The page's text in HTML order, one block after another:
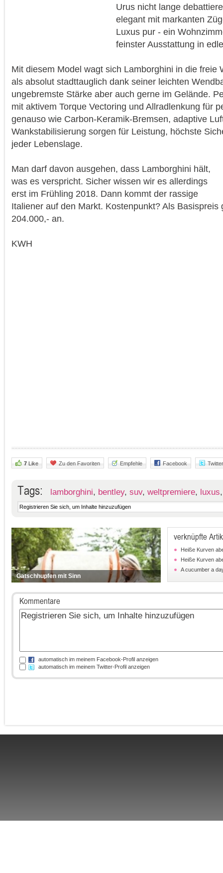
Urus nicht lange
elegant mit markanten
Luxus pur - ein
feinster Ausstattung in
Mit diesem Model wagt sich Lamborghini in die freie
als absolut stadttauglich dank seiner leichten
ungebremste Stärke aber auch gerne im Gelände.
mit aktivem Torque Vectoring und Allradlenkung für
genauso wie Carbon-Keramik-Bremsen, adaptive
Wankstabilisierung sorgen für Leistung, höchste
jeder Lebenslage.
Man darf davon ausgehen, dass Lamborghini hält,
was es verspricht. Sicher wissen wir es allerdings
erst im Frühling 2018. Dann kommt der rassige
Italiener auf den Markt. Kostenpunkt? Als Basispreis
204.000,- an.
KWH
7Like Zu den Favoriten Empfehle Facebook Twitter
Tags: lamborghini, bentley, suv, weltpremiere, luxus
Gatschhupfen mit Sinn
verknüpfte
Heiße Kurven
Heiße Kurven
A cucumber a
Kommentare
automatisch im meinem Facebook-Profil anzeigen
automatisch im meinem Twitter-Profil anzeigen